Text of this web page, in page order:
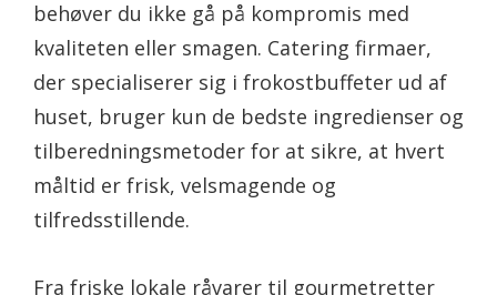
behøver du ikke gå på kompromis med
kvaliteten eller smagen. Catering firmaer,
der specialiserer sig i frokostbuffeter ud af
huset, bruger kun de bedste ingredienser og
tilberedningsmetoder for at sikre, at hvert
måltid er frisk, velsmagende og
tilfredsstillende.
Fra friske lokale råvarer til gourmetretter